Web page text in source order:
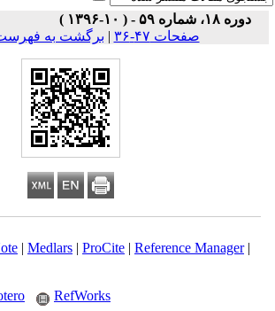
|برگشت به فهرست نسخه
| EndNote |Medlars |ProCite|Reference
to:
Zotero RefWorks